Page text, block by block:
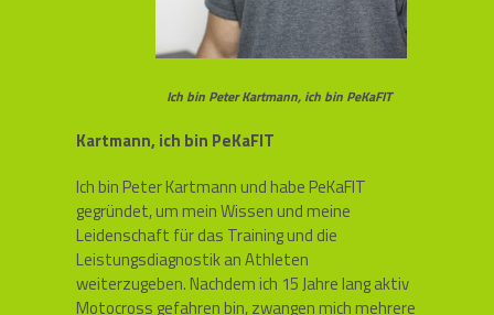
Ich bin Peter Kartmann, ich bin PeKaFIT
Kartmann, ich bin PeKaFIT
Ich bin Peter Kartmann und habe PeKaFIT
gegründet, um mein Wissen und meine
Leidenschaft für das Training und die
Leistungsdiagnostik an Athleten
weiterzugeben. Nachdem ich 15 Jahre lang aktiv
Motocross gefahren bin, zwangen mich mehrere